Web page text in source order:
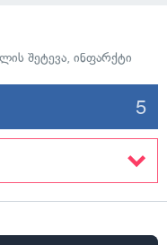
შეტევა, ინფარქტი
5